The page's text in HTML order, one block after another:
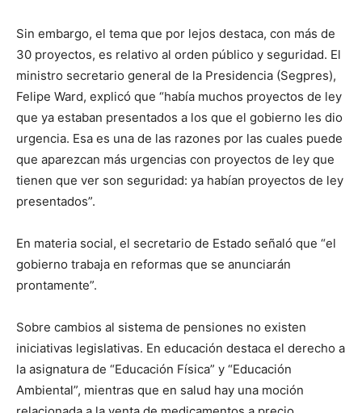
Sin embargo, el tema que por lejos destaca, con más de
30 proyectos, es relativo al orden público y seguridad. El
ministro secretario general de la Presidencia (Segpres),
Felipe Ward, explicó que “había muchos proyectos de ley
que ya estaban presentados a los que el gobierno les dio
urgencia. Esa es una de las razones por las cuales puede
que aparezcan más urgencias con proyectos de ley que
tienen que ver son seguridad: ya habían proyectos de ley
presentados”.
En materia social, el secretario de Estado señaló que “el
gobierno trabaja en reformas que se anunciarán
prontamente”.
Sobre cambios al sistema de pensiones no existen
iniciativas legislativas. En educación destaca el derecho a
la asignatura de “Educación Física” y “Educación
Ambiental”, mientras que en salud hay una moción